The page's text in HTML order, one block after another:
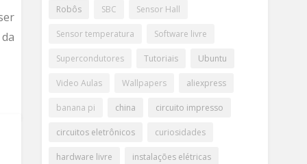
Robôs SBC Sensor Hall
Sensor temperatura Software livre
Supercondutores Tutoriais Ubuntu
Video Aulas Wallpapers aliexpress
banana pi china circuito impresso
circuitos eletrônicos curiosidades
hardware livre instalações elétricas